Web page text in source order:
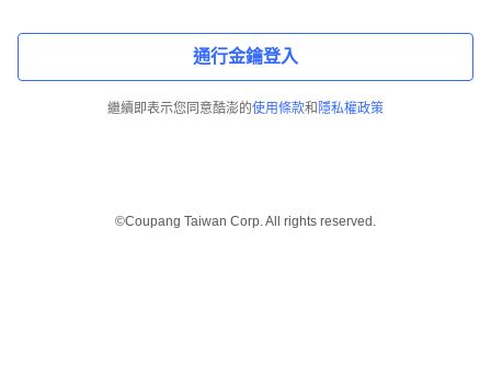
通行金鑰登入
繼續即表示您同意酷澎的使用條款和 隱私權政策
©Coupang Taiwan Corp. All rights reserved.